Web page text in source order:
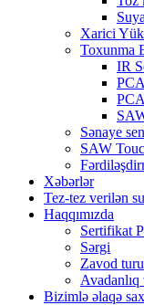
Xarici
Toxunma
IR
Sənaye
SAW
Xəbərlər
Tez-tez verilən
Haqqımızda
Sertifikat
Sərgi
Zavod turu
Bizimlə əlaqə